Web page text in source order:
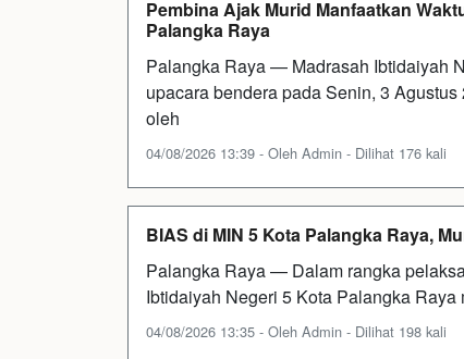
Pembina Ajak Murid Manfaatkan
Palangka Raya
Palangka Raya — Madrasah Ibtidaiyah
upacara bendera pada Senin, 3
oleh
04/08/2026 13:39 - Oleh Admin - Dilihat 176 kali
BIAS di MIN 5 Kota Palangka Raya,
Palangka Raya — Dalam rangka
Ibtidaiyah Negeri 5 Kota Palangka
04/08/2026 13:35 - Oleh Admin - Dilihat 198 kali